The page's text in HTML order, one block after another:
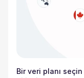
Bir veri planı